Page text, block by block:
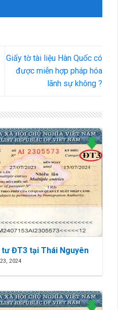
Giấy tờ tài liệu Hàn Quốc có
được miễn hợp pháp hóa
lãnh sự không ?
ĐT3 tại Thái Nguyên
2024